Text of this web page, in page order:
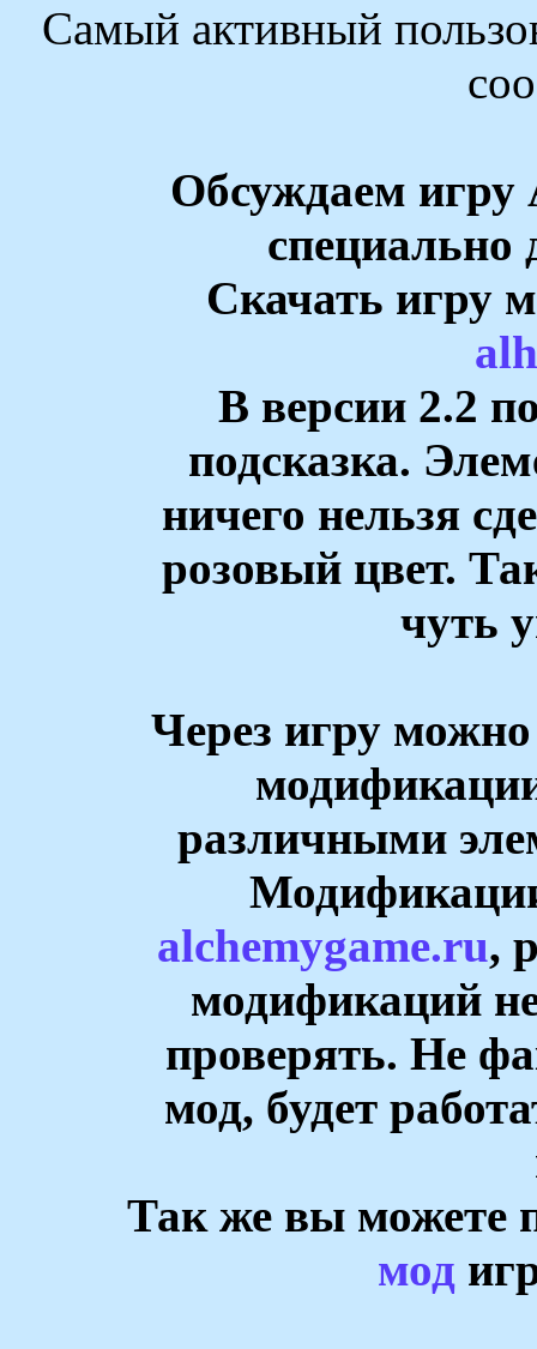
Самый активный
Обсуждаем
специально
Скачать игру
В версии 2.2
подсказка.
ничего нельзя
розовый цвет.
чуть
Через игру
различными
alchemygame.ru,
модификаций
проверять. Не
мод, будет
Так же вы можете
мод